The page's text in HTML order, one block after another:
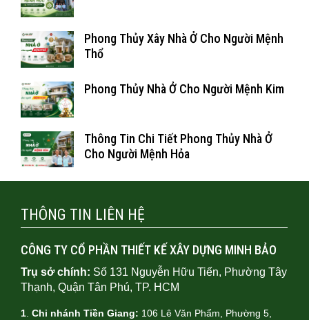
Phong Thủy Xây Nhà Ở Cho Người Mệnh
Thổ
Phong Thủy Nhà Ở Cho Người Mệnh Kim
Thông Tin Chi Tiết Phong Thủy Nhà Ở
Cho Người Mệnh Hỏa
THÔNG TIN LIÊN HỆ
CÔNG TY CỔ PHẦN THIẾT KẾ XÂY DỰNG MINH BẢO
Trụ sở chính: Số 131 Nguyễn Hữu Tiến, Phường Tây
Thạnh, Quận Tân Phú, TP. HCM
1. Chi nhánh Tiền Giang: 106 Lê Văn Phẩm, Phường 5,